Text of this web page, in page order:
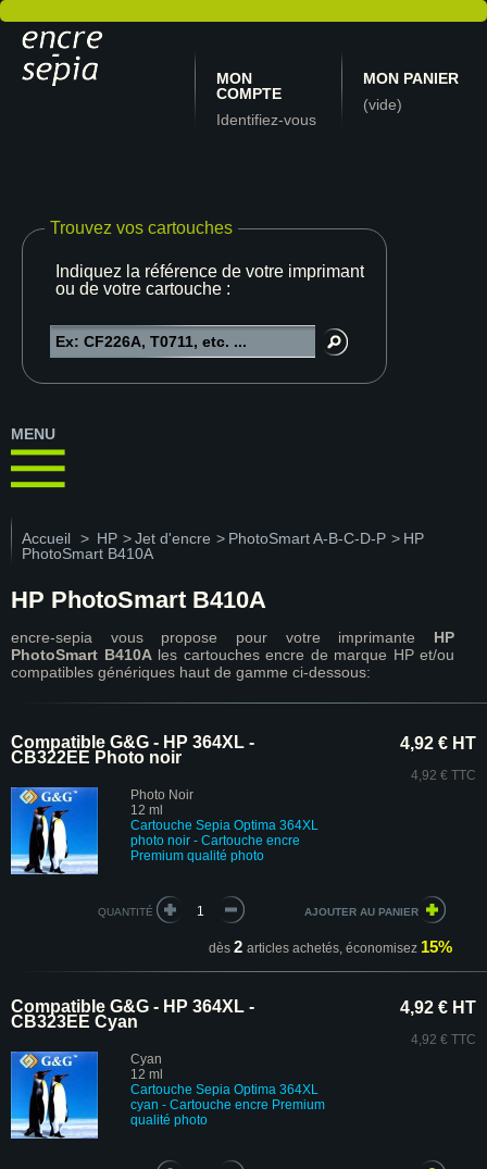
MON
COMPTE
Identifiez-vous
MON PANIER
(vide)
Trouvez vos cartouches
Indiquez la référence de votre imprimante
ou de votre cartouche :
MENU
Accueil > HP >Jet d'encre > PhotoSmart A-B-C-D-P > HP
PhotoSmart B410A
HP PhotoSmart B410A
encre-sepia vous propose pour votre imprimante HP
PhotoSmart B410Ales cartouches encre de marque HP et/ou
compatibles génériques haut de gamme ci-dessous:
Compatible G&G - HP 364XL -
CB322EE Photo noir
Photo Noir
12 ml
Cartouche Sepia Optima 364XL
photo noir - Cartouche encre
Premium qualité photo
4,92 € HT
4,92 € TTC
QUANTITÉ
dès 2 articles achetés, économisez 15%
Compatible G&G - HP 364XL -
CB323EE Cyan
Cyan
12 ml
Cartouche Sepia Optima 364XL
cyan - Cartouche encre Premium
qualité photo
4,92 € HT
4,92 € TTC